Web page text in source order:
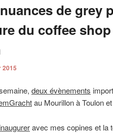
de grey
du coffee
2015
deux évènements
au Mourillon à Toulon
avec mes copines et la